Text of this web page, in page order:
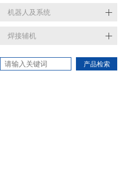
机器人及系统
焊接辅机
产品检索